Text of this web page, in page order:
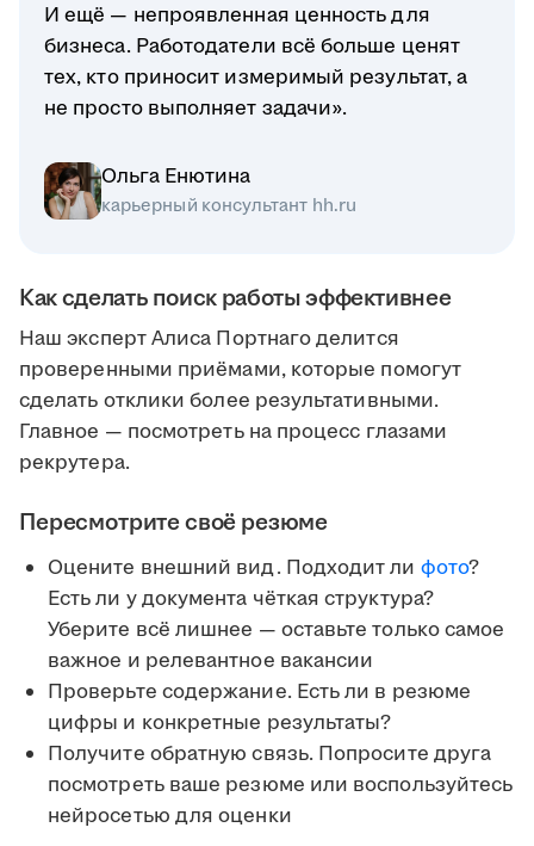
И ещё — непроявленная ценность для
бизнеса. Работодатели всё больше ценят
тех, кто приносит измеримый результат, а
не просто выполняет задачи».
Ольга Енютина
карьерный консультант hh.ru
Как сделать поиск работы эффективнее
Наш эксперт Алиса Портнаго делится
проверенными приёмами, которые помогут
сделать отклики более результативными.
Главное — посмотреть на процесс глазами
рекрутера.
Пересмотрите своё резюме
Оцените внешний вид. Подходит ли фото?
Есть ли у документа чёткая структура?
Уберите всё лишнее — оставьте только самое
важное и релевантное вакансии
Проверьте содержание. Есть ли в резюме
цифры и конкретные результаты?
Получите обратную связь. Попросите друга
посмотреть ваше резюме или воспользуйтесь
нейросетью для оценки